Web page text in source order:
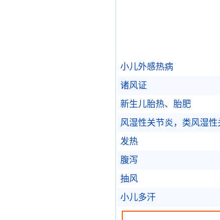
小儿外感热病
诸风证
新生儿胎热、胎肥
风湿性关节炎，类风湿性
发热
腹泻
抽风
小儿多汗